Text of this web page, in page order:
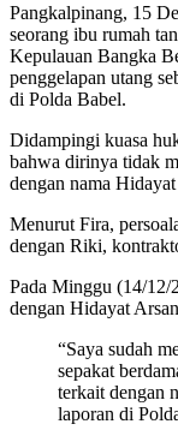
Pangkalpinang, 15
seorang ibu rumah
Kepulauan Bangka
penggelapan utang
di Polda Babel.
Didampingi kuasa
bahwa dirinya tidak
dengan nama
Menurut Fira,
dengan Riki,
Pada Minggu (14/12/
dengan Hidayat
“Saya sudah
sepakat
terkait dengan
laporan di